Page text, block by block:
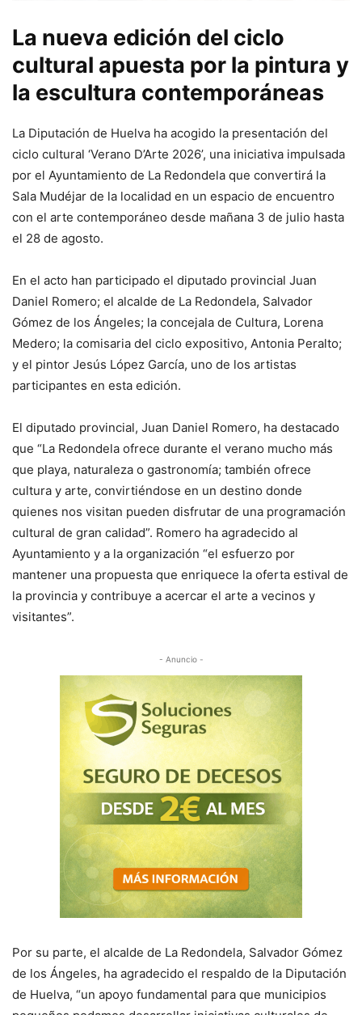
La nueva edición del ciclo
cultural apuesta por la pintura y
la escultura contemporáneas
La Diputación de Huelva ha acogido la presentación del
ciclo cultural ‘Verano D’Arte 2026’, una iniciativa impulsada
por el Ayuntamiento de La Redondela que convertirá la
Sala Mudéjar de la localidad en un espacio de encuentro
con el arte contemporáneo desde mañana 3 de julio hasta
el 28 de agosto.
En el acto han participado el diputado provincial Juan
Daniel Romero; el alcalde de La Redondela, Salvador
Gómez de los Ángeles; la concejala de Cultura, Lorena
Medero; la comisaria del ciclo expositivo, Antonia Peralto;
y el pintor Jesús López García, uno de los artistas
participantes en esta edición.
El diputado provincial, Juan Daniel Romero, ha destacado
que “La Redondela ofrece durante el verano mucho más
que playa, naturaleza o gastronomía; también ofrece
cultura y arte, convirtiéndose en un destino donde
quienes nos visitan pueden disfrutar de una programación
cultural de gran calidad”. Romero ha agradecido al
Ayuntamiento y a la organización “el esfuerzo por
mantener una propuesta que enriquece la oferta estival de
la provincia y contribuye a acercar el arte a vecinos y
visitantes”.
- Anuncio -
Por su parte, el alcalde de La Redondela, Salvador Gómez
de los Ángeles, ha agradecido el respaldo de la Diputación
de Huelva, “un apoyo fundamental para que municipios